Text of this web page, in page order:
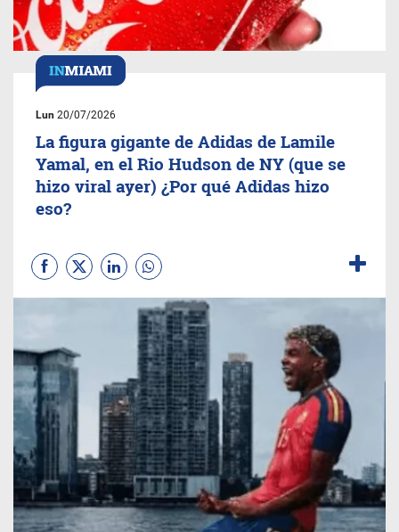
Lun 20/07/2026
La figura gigante de Adidas de Lamile
Yamal, en el Rio Hudson de NY (que se
hizo viral ayer) ¿Por qué Adidas hizo
eso?